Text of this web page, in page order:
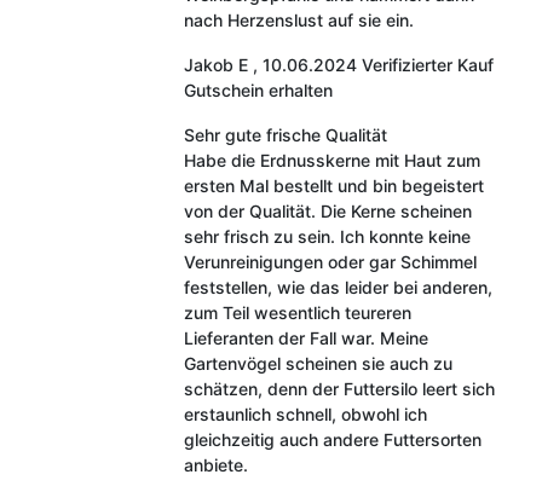
nach Herzenslust auf sie ein.
Jakob E , 10.06.2024 Verifizierter Kauf
Gutschein erhalten
Sehr gute frische Qualität
Habe die Erdnusskerne mit Haut zum
ersten Mal bestellt und bin begeistert
von der Qualität. Die Kerne scheinen
sehr frisch zu sein. Ich konnte keine
Verunreinigungen oder gar Schimmel
feststellen, wie das leider bei anderen,
zum Teil wesentlich teureren
Lieferanten der Fall war. Meine
Gartenvögel scheinen sie auch zu
schätzen, denn der Futtersilo leert sich
erstaunlich schnell, obwohl ich
gleichzeitig auch andere Futtersorten
anbiete.